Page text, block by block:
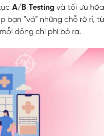
A/B Testing và tối ưu hóa
bạn “vá” những chỗ rò rỉ, từ
đồng chi phí bỏ ra.